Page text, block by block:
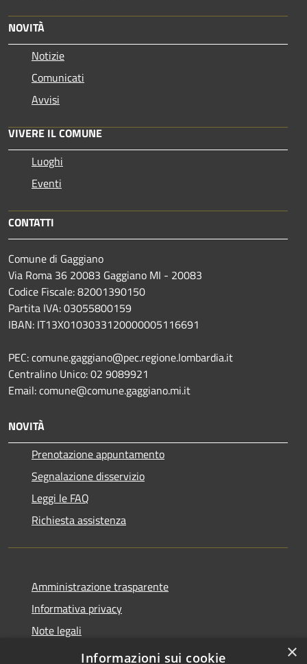
NOVITÀ
Notizie
Comunicati
Avvisi
VIVERE IL COMUNE
Luoghi
Eventi
CONTATTI
Comune di Gaggiano
Via Roma 36 20083 Gaggiano MI - 20083
Codice Fiscale: 82001390150
Partita IVA: 03055800159
IBAN: IT13X0103033120000005116691
PEC: comune.gaggiano@pec.regione.lombardia.it
Centralino Unico: 02 9089921
Email: comune@comune.gaggiano.mi.it
NOVITÀ
Prenotazione appuntamento
Segnalazione disservizio
Leggi le FAQ
Richiesta assistenza
Amministrazione trasparente
Informativa privacy
Note legali
Dichiarazione di accessibilità
×
Informazioni sui cookie